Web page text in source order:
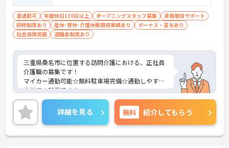
車通勤可 年間休日110日以上 オープニングスタッフ募集
資格取得サポート
研修制度あり
産休･育休･介護休暇取得実績あり
ボーナス・賞与あり
社会保険完備
退職金制度あり
三重県桑名市に位置する訪問介護における、正社員
介護職の募集です！
マイカー通勤可能☆無料駐車場完備☆通勤しやすい
立地での就業です！
ご興味ある方には、面接対策ポイントなど、さらに
詳細をお話しいたしますのでお気軽にご相談くださ
い。
詳細を見る 無料 紹介してもらう